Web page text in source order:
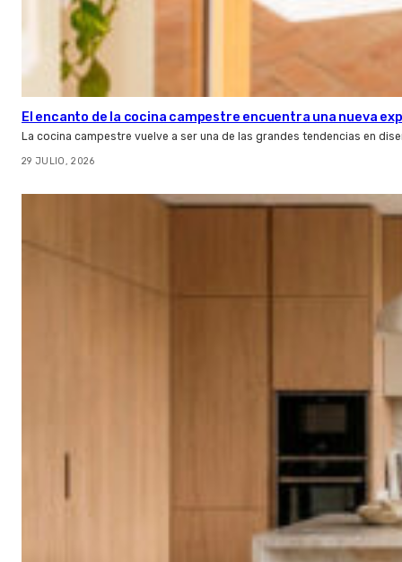
El encanto de la cocina campestre encuentra una nueva
La cocina campestre vuelve a ser una de las grandes tendencias en
29 JULIO, 2026